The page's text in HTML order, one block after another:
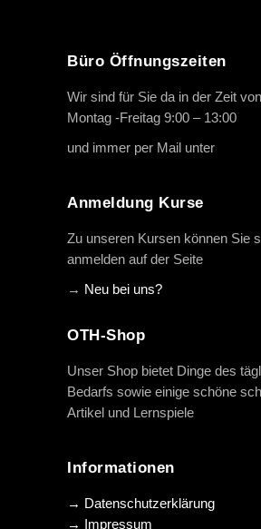
Büro Öffnungszeiten
Wir sind für Sie da in der Zeit von
Montag -Freitag 9:00 – 13:00
und immer per Mail unter
Anmeldung Kurse
Zu unseren Kursen können Sie
anmelden auf der Seite
→ Neu bei uns?
OTH-Shop
Unser Shop bietet Dinge des
Bedarfs sowie einige schöne
Artikel und Lernspiele
Informationen
→ Datenschutzerklärung
→ Impressum